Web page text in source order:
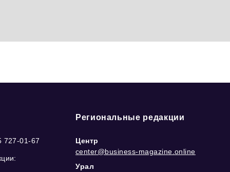
727-01-67
Региональные редакции
Центр
center@business-magazine.online
Урал